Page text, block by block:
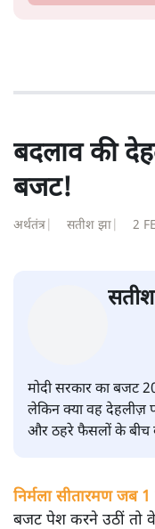
बदलाव की
बजट!
अर्थतंत्र सतीश झा 2